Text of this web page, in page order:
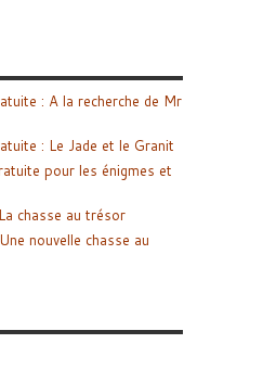
: A la recherche de Mr
: Le Jade et le Granit
pour les énigmes et
chasse au trésor
nouvelle chasse au